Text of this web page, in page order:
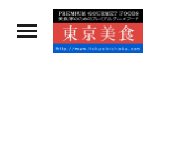
Skip to main content